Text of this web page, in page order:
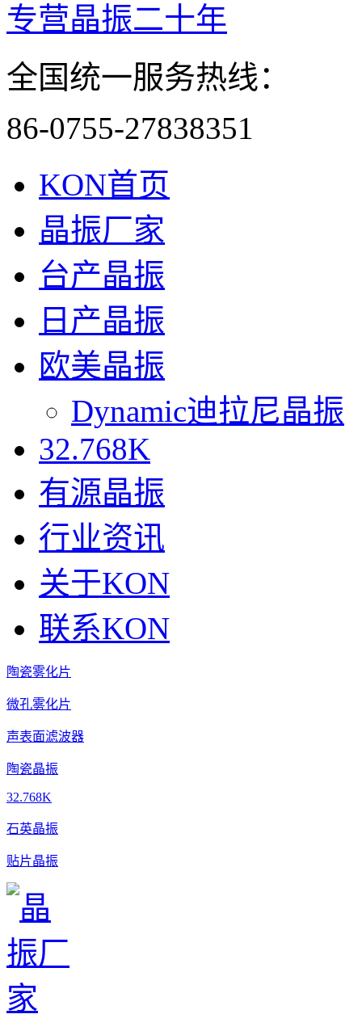
专营晶振二十年
全国统一服务热线：
86-0755-27838351
KON首页
晶振厂家
台产晶振
日产晶振
欧美晶振
Dynamic迪拉尼晶振
32.768K
有源晶振
行业资讯
关于KON
联系KON
陶瓷雾化片
微孔雾化片
声表面滤波器
陶瓷晶振
32.768K
石英晶振
贴片晶振